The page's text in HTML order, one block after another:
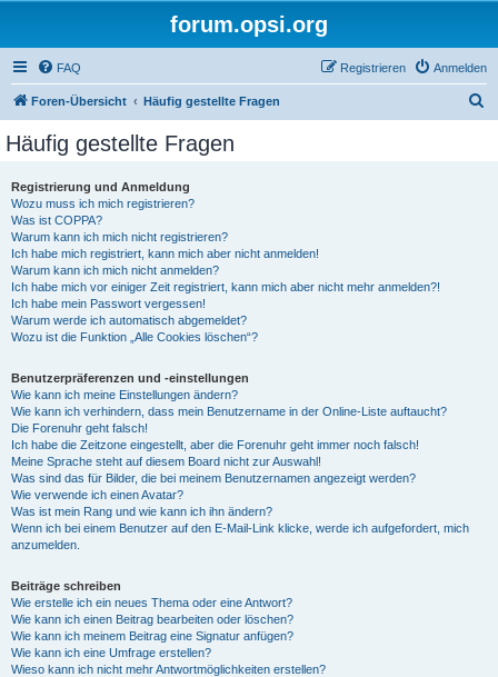
forum.opsi.org
FAQ Anmelden
Registrieren
Foren-Übersicht Häufig gestellte Fragen
Häufig gestellte Fragen
Registrierung und Anmeldung
Wozu muss ich mich registrieren?
Was ist COPPA?
Warum kann ich mich nicht registrieren?
Ich habe mich registriert, kann mich aber nicht anmelden!
Warum kann ich mich nicht anmelden?
Ich habe mich vor einiger Zeit registriert, kann mich aber nicht mehr anmelden?!
Ich habe mein Passwort vergessen!
Warum werde ich automatisch abgemeldet?
Wozu ist die Funktion „Alle Cookies löschen“?
Benutzerpräferenzen und -einstellungen
Wie kann ich meine Einstellungen ändern?
Wie kann ich verhindern, dass mein Benutzername in der Online-Liste auftaucht?
Die Forenuhr geht falsch!
Ich habe die Zeitzone eingestellt, aber die Forenuhr geht immer noch falsch!
Meine Sprache steht auf diesem Board nicht zur Auswahl!
Was sind das für Bilder, die bei meinem Benutzernamen angezeigt werden?
Wie verwende ich einen Avatar?
Was ist mein Rang und wie kann ich ihn ändern?
Wenn ich bei einem Benutzer auf den E-Mail-Link klicke, werde ich aufgefordert, mich
anzumelden.
Beiträge schreiben
Wie erstelle ich ein neues Thema oder eine Antwort?
Wie kann ich einen Beitrag bearbeiten oder löschen?
Wie kann ich meinem Beitrag eine Signatur anfügen?
Wie kann ich eine Umfrage erstellen?
Wieso kann ich nicht mehr Antwortmöglichkeiten erstellen?